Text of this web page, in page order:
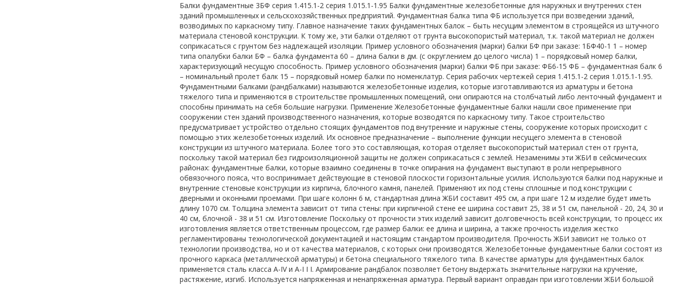
Балки фундаментные 3БФ серия 1.415.1-2 серия 1.015.1-1.95 Балки фундаментные железобетонные для наружных и внутренних стен
зданий промышленных и сельскохозяйственных предприятий. Фундаментная балка типа ФБ используется при возведении зданий,
возводимых по каркасному типу. Главное назначение таких фундаментных балок – быть несущим элементом в строящейся из штучного
материала стеновой конструкции. К тому же, эти балки отделяют от грунта высокопористый материал, т.к. такой материал не должен
соприкасаться с грунтом без надлежащей изоляции. Пример условного обозначения (марки) балки БФ при заказе: 1БФ40-1 1 – номер
типа опалубки балки БФ – балка фундамента 60 – длина балки в дм. (с округлением до целого числа) 1 – порядковый номер балки,
характеризующий несущую способность. Пример условного обозначения (марки) балки ФБ при заказе: ФБ6-15 ФБ – фундаментная балк 6
– номинальный пролет балк 15 – порядковый номер балки по номенклатур. Серия рабочих чертежей серия 1.415.1-2 серия 1.015.1-1.95.
Фундаментными балками (рандбалками) называются железобетонные изделия, которые изготавливаются из арматуры и бетона
тяжелого типа и применяются в строительстве промышленных помещений, они опираются на столбчатый либо ленточный фундамент и
способны принимать на себя большие нагрузки. Применение Железобетонные фундаментные балки нашли свое применение при
сооружении стен зданий производственного назначения, которые возводятся по каркасному типу. Такое строительство
предусматривает устройство отдельно стоящих фундаментов под внутренние и наружные стены, сооружение которых происходит с
помощью этих железобетонных изделий. Их основное предназначение – выполнение функции несущего элемента в стеновой
конструкции из штучного материала. Более того это составляющая, которая отделяет высокопористый материал стен от грунта,
поскольку такой материал без гидроизоляционной защиты не должен соприкасаться с землей. Незаменимы эти ЖБИ в сейсмических
районах: фундаментные балки, которые взаимно соединены в точке опирания на фундамент выступают в роли непрерывного
обвязочного пояса, что воспринимает действующие в стеновой плоскости горизонтальные усилия. Используются балки под наружные и
внутренние стеновые конструкции из кирпича, блочного камня, панелей. Применяют их под стены сплошные и под конструкции с
дверными и оконными проемами. При шаге колонн 6 м, стандартная длина ЖБИ составит 495 см, а при шаге 12 м изделие будет иметь
длину 1070 см. Толщина элемента зависит от типа стены: при кирпичной стене ее ширина составит 25, 38 и 51 см, панельной - 20, 24, 30 и
40 см, блочной - 38 и 51 см. Изготовление Поскольку от прочности этих изделий зависит долговечность всей конструкции, то процесс их
изготовления является ответственным процессом, где размер балки: ее длина и ширина, а также прочность изделия жестко
регламентированы технологической документацией и настоящим стандартом производителя. Прочность ЖБИ зависит не только от
технологии производства, но и от качества материалов, с которых они производятся. Железобетонные фундаментные балки состоят из
прочного каркаса (металлической арматуры) и бетона специального тяжелого типа. В качестве арматуры для фундаментных балок
применяется сталь класса A-IV и A-I I I. Армирование рандбалок позволяет бетону выдержать значительные нагрузки на кручение,
растяжение, изгиб. Используется напряженная и ненапряженная арматура. Первый вариант оправдан при изготовлении ЖБИ большой